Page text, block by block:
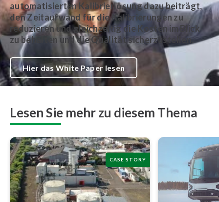
automatisierten Kalibrierlösung dazu beiträgt,
den Zeitaufwand für die Kalibrierungen zu
reduzieren und gleichzeitig die Kosten im Blick
zu behalten und die Qualität sicherzustellen.
Hier das White Paper lesen
Lesen Sie mehr zu diesem Thema
CASE STORY